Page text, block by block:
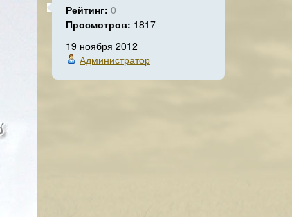
Рейтинг: 0
Просмотров: 1817
19 ноября 2012
Администратор